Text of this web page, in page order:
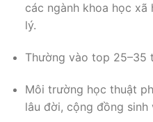
các ngành khoa học xã
lý.
Thường vào top 25–35
Môi trường học thuật
lâu đời, cộng đồng